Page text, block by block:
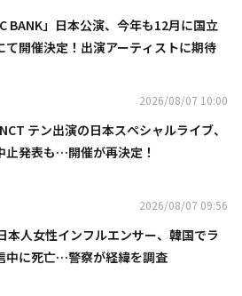
BANK」日本公演、今年も12月に国立
て開催決定！出演アーティストに期待
2026/08/07 10:00
テン出演の日本スペシャルライブ、
止発表も…開催が再決定！
2026/08/07 09:56
本人女性インフルエンサー、韓国でラ
中に死亡…警察が経緯を調査